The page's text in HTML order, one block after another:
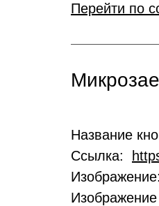
Перейти по
Название
Ссылка: